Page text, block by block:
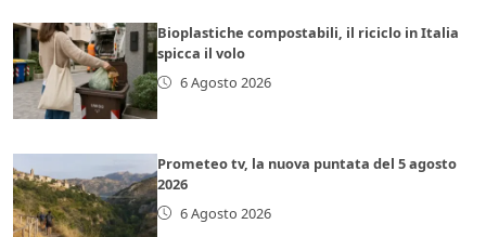
Bioplastiche compostabili, il riciclo in Italia
spicca il volo
6 Agosto 2026
Prometeo tv, la nuova puntata del 5 agosto
2026
6 Agosto 2026